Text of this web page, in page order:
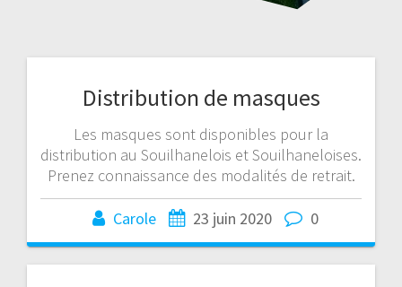
Distribution de masques
Les masques sont disponibles pour la
distribution au Souilhanelois et Souilhaneloises.
Prenez connaissance des modalités de retrait.
Carole 23 juin 2020 0